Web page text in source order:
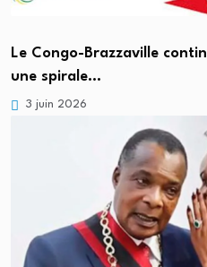
Le Congo-Brazzaville
une spirale…
3 juin 2026